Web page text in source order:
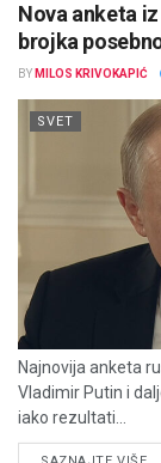
Nova anketa
brojka
BY MILOS KRIVOKAPIĆ
SVET
Najnovija anketa
Vladimir Putin i
iako rezultati...